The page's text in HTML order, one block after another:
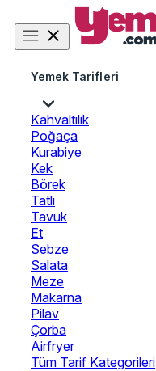
Yemek Tarifleri
Kahvaltılık
Poğaça
Kurabiye
Kek
Börek
Tatlı
Tavuk
Et
Sebze
Salata
Meze
Makarna
Pilav
Çorba
Airfryer
Tüm Tarif Kategorileri